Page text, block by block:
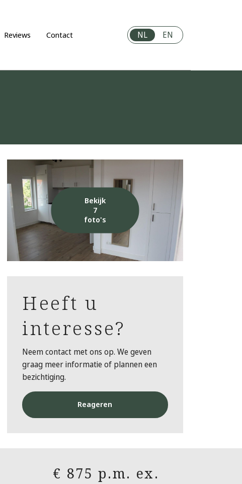
Reviews Contact NL EN
Bekijk
7
foto's
Heeft u
interesse?
Neem contact met ons op. We geven
graag meer informatie of plannen een
bezichtiging.
Reageren
€ 875 p.m. ex.